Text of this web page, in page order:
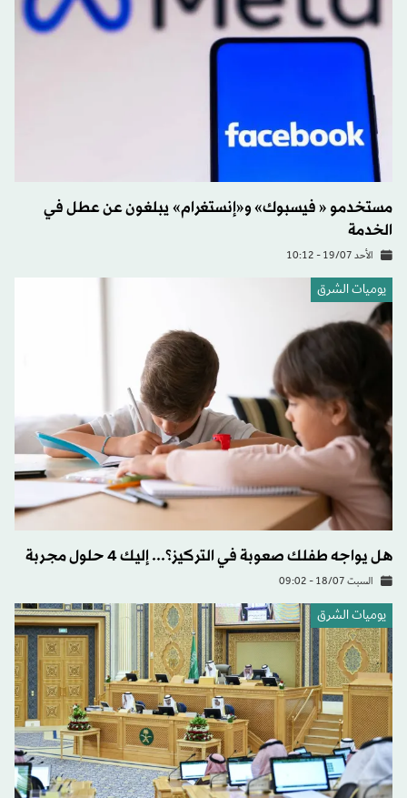
مستخدمو « فيسبوك» و«إنستغرام» يبلغون عن عطل في
الخدمة
الأحد 19/07 - 10:12
يوميات الشرق
هل يواجه طفلك صعوبة في التركيز؟... إليك 4 حلول مجربة
السبت 18/07 - 09:02
يوميات الشرق